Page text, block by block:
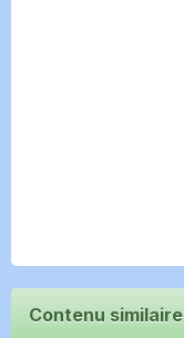
Contenu similaire